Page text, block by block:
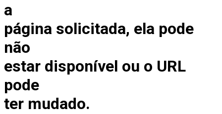
a
página solicitada, ela pode
não
estar disponível ou o URL
pode
ter mudado.